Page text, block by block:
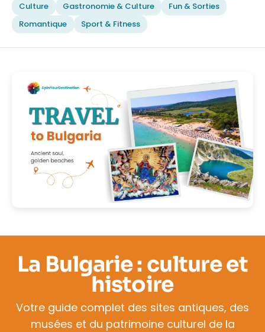
Culture
Gastronomie & Culture
Fun & Sorties
Romantique
Sport & Fitness
La Bulgarie : culture et
histoire
Votre guide complet des sites antiques, des
musées et du patrimoine culturel de la